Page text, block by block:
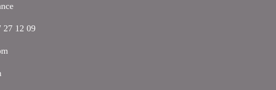
27 12 09